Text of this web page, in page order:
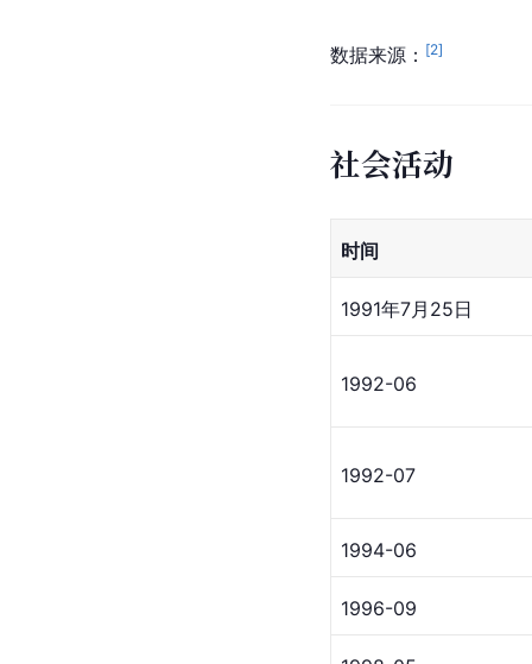
数据来源： [2]
社会活动
时间
1991年7月25日
1992-06
1992-07
1994-06
1996-09